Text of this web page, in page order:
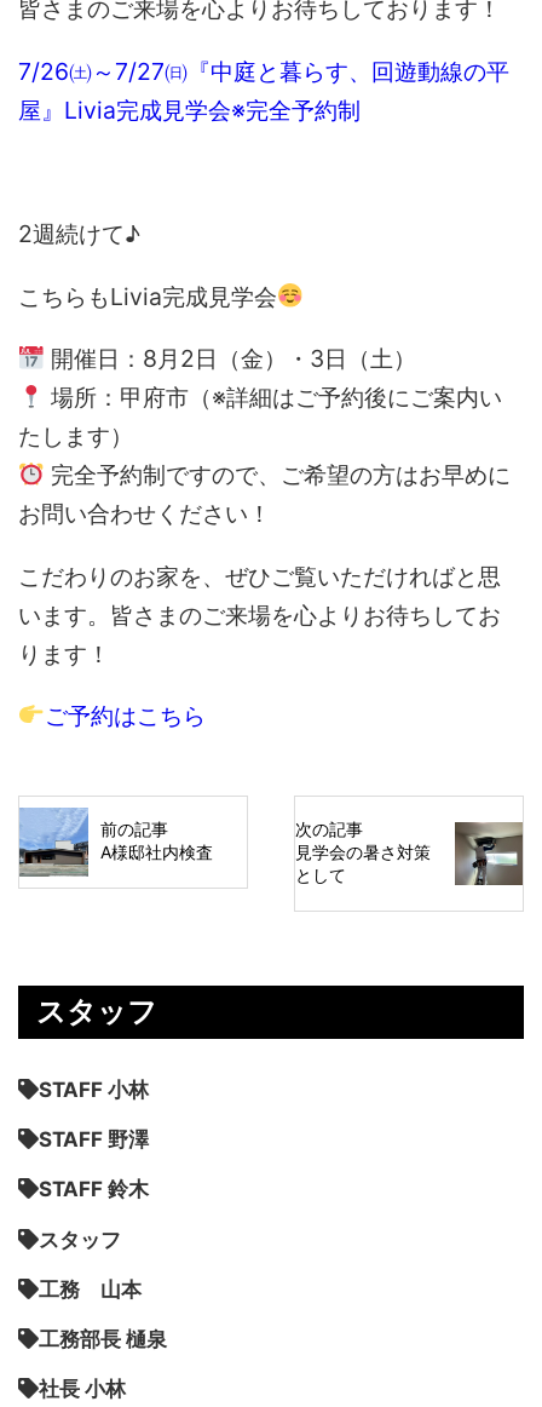
皆さまのご来場を心よりお待ちしております！
7/26㈯～7/27㈰『中庭と暮らす、回遊動線の平
屋』Livia完成見学会※完全予約制
2週続けて♪
こちらもLivia完成見学会
開催日：8月2日（金）・3日（土）
場所：甲府市（※詳細はご予約後にご案内い
たします）
完全予約制ですので、ご希望の方はお早めに
お問い合わせください！
こだわりのお家を、ぜひご覧いただければと思
います。皆さまのご来場を心よりお待ちしてお
ります！
ご予約はこちら
前の記事
A様邸社内検査
次の記事
見学会の暑さ対策
として
スタッフ
STAFF 小林
STAFF 野澤
STAFF 鈴木
スタッフ
工務 山本
工務部長 樋泉
社長 小林